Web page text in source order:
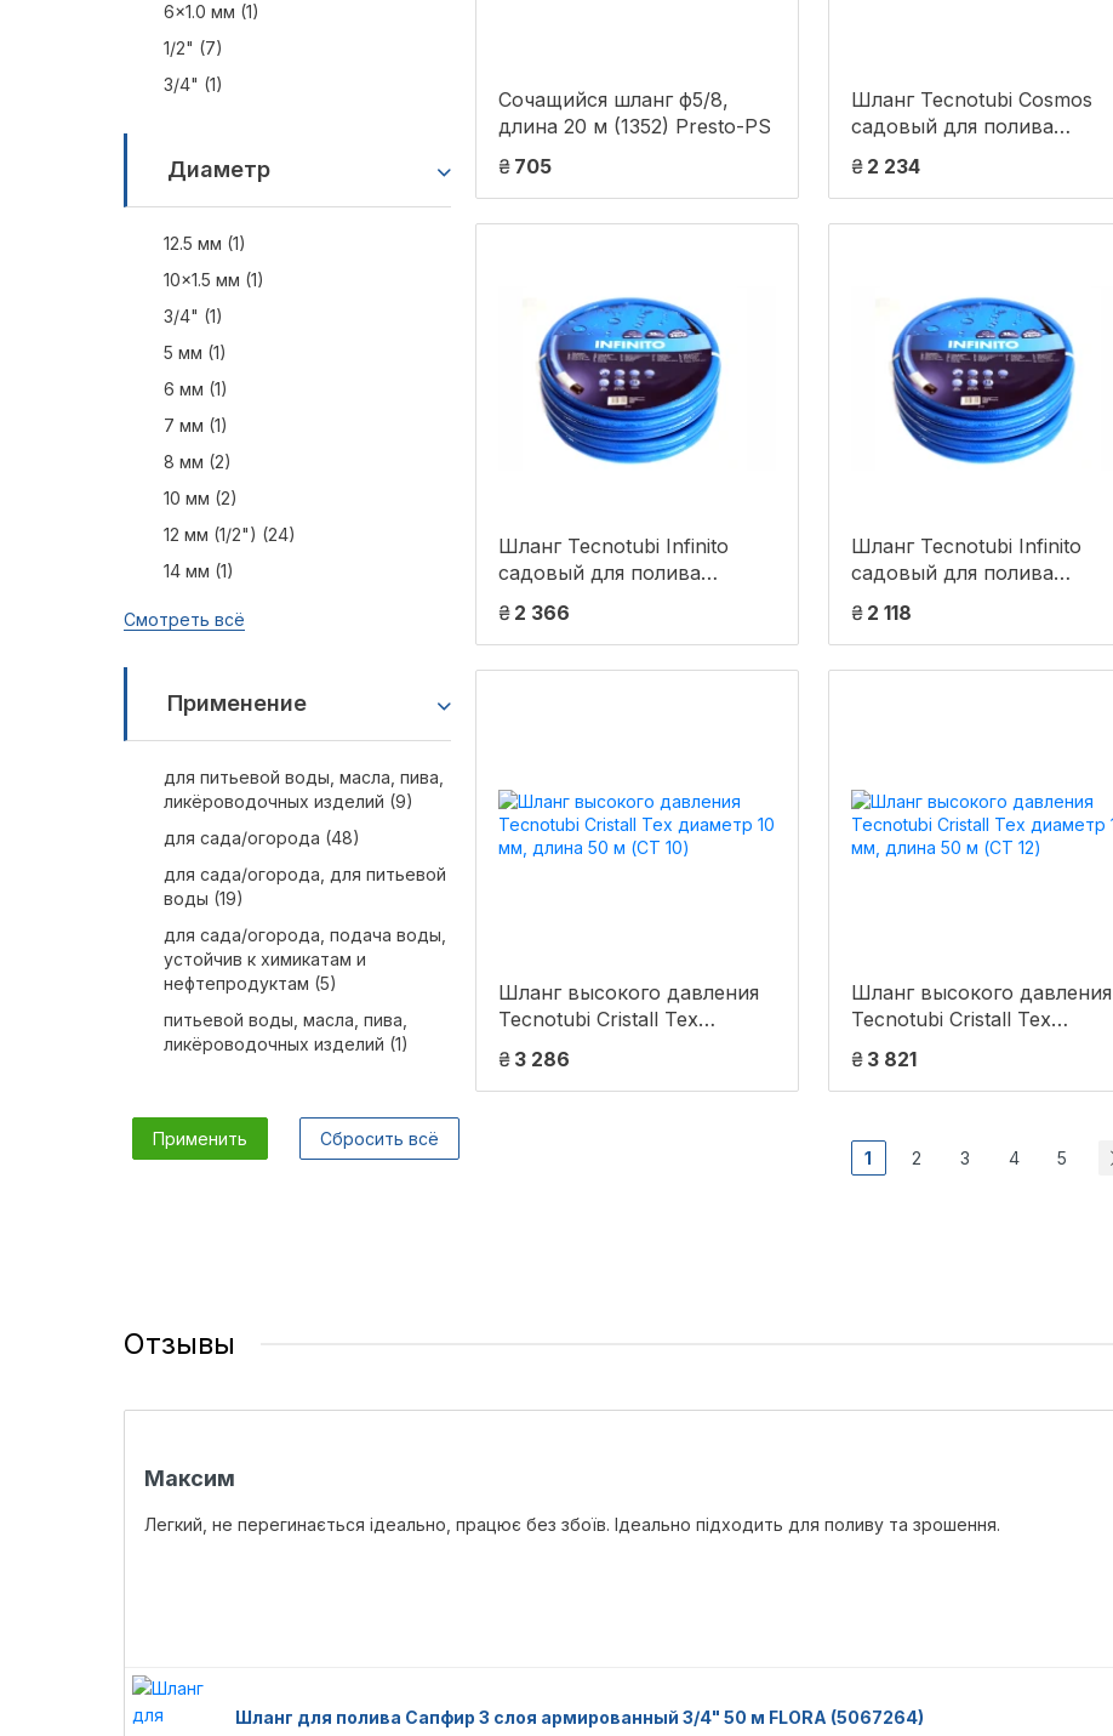
6×1.0 мм (1)
1/2" (7)
3/4" (1)
Диаметр
12.5 мм (1)
10×1.5 мм (1)
3/4" (1)
5 мм (1)
6 мм (1)
7 мм (1)
8 мм (2)
10 мм (2)
12 мм (1/2") (24)
14 мм (1)
Смотреть всё
Применение
для питьевой воды, масла, пива,
ликёроводочных изделий (9)
для сада/огорода (48)
для сада/огорода, для питьевой
воды (19)
для сада/огорода, подача воды,
устойчив к химикатам и
нефтепродуктам (5)
питьевой воды, масла, пива,
ликёроводочных изделий (1)
Применить Сбросить всё
Сочащийся шланг ф5/8,
длина 20 м (1352) Presto-PS
₴ 705
Шланг Tecnotubi Cosmos
садовый для полива
диаметр 1/2 дюйма, длина
25 м, в упаковке - 1 шт. (CS
1/2 25)
₴ 2 234
Шланг Tecnotubi Infinito
садовый для полива
диаметр 1/2 дюйма, длина
50 м (IN 1/2 50)
₴ 2 366
Шланг Tecnotubi Infinito
садовый для полива
диаметр 3/4 дюйма, длина
25 м (IN 3/4 25)
₴ 2 118
Шланг высокого давления
Tecnotubi Cristall Tex
диаметр 10 мм, длина 50 м
(CT 10)
₴ 3 286
Шланг высокого давления
Tecnotubi Cristall Tex
диаметр 12 мм, длина 50 м
(CT 12)
₴ 3 821
1 2 3 4 5
Отзывы
Максим
Легкий, не перегинається ідеально, працює без збоїв. Ідеально підходить для поливу та зрошення.
Шланг для полива Сапфир 3 слоя армированный 3/4" 50 м FLORA (5067264)